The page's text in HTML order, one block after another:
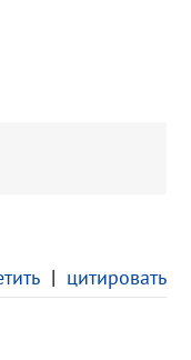
| цитировать